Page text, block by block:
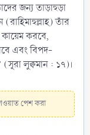
জন্য তাড়াহুড়া
তাঁর
করবে,
এবং বিপদ-
লুক্বমান : ১৭)।
পেশ করা